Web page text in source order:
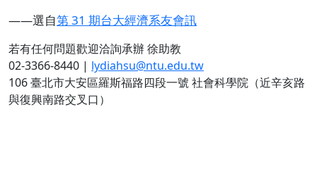
——選自第 31 期台大經濟系友會訊
若有任何問題歡迎洽詢承辦 徐助教
02-3366-8440 | lydiahsu@ntu.edu.tw
106 臺北市大安區羅斯福路四段一號 社會科學院（近辛亥路
與復興南路交叉口）